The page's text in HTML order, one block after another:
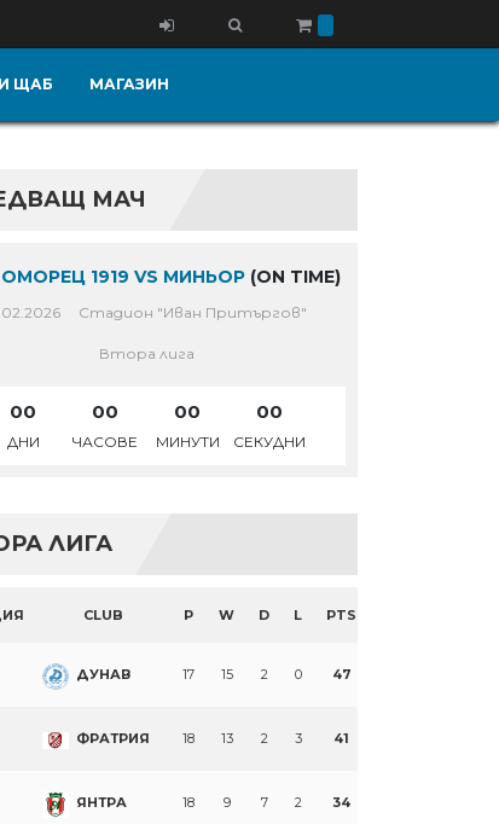
ЩАБ МАГАЗИН
МАЧ
1919 VS МИНЬОР (ON TIME)
Стадион "Иван Притъргов"
Втора лига
00
ДНИ
00
ЧАСОВЕ
00
МИНУТИ
00
СЕКУДНИ
ЛИГА
CLUB P W D L PTS
ДУНАВ 17 15 2 0 47
ФРАТРИЯ 18 13 2 3 41
ЯНТРА 18 9 7 2 34